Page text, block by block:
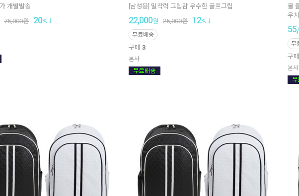
개별발송
75,000원 20%
[남성용] 밀착력 그립감 우수한 골프그립
22,000원 25,000원 12%
무료배송
구매 3
본사
볼
우
무
구매
본사